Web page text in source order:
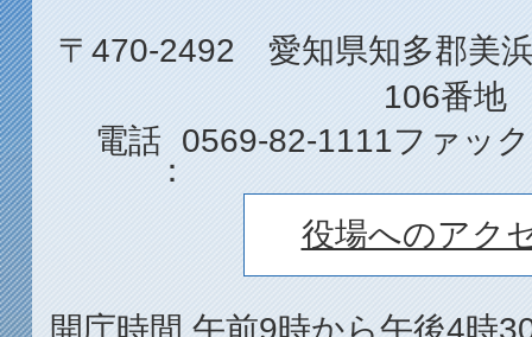
〒470-2492 愛知県知多郡美
106番地
電話
0569-82-1111ファッ
役場へのアク
開庁時間 午前9時から午後4時